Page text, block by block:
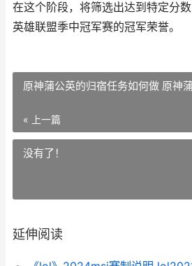
在这个阶段，将筛选出达到特定分
英雄联盟季中冠军赛的冠军荣誉。
原神蒲公英的归宿任务如何做 原神
« 上一篇
没有了！
延伸阅读